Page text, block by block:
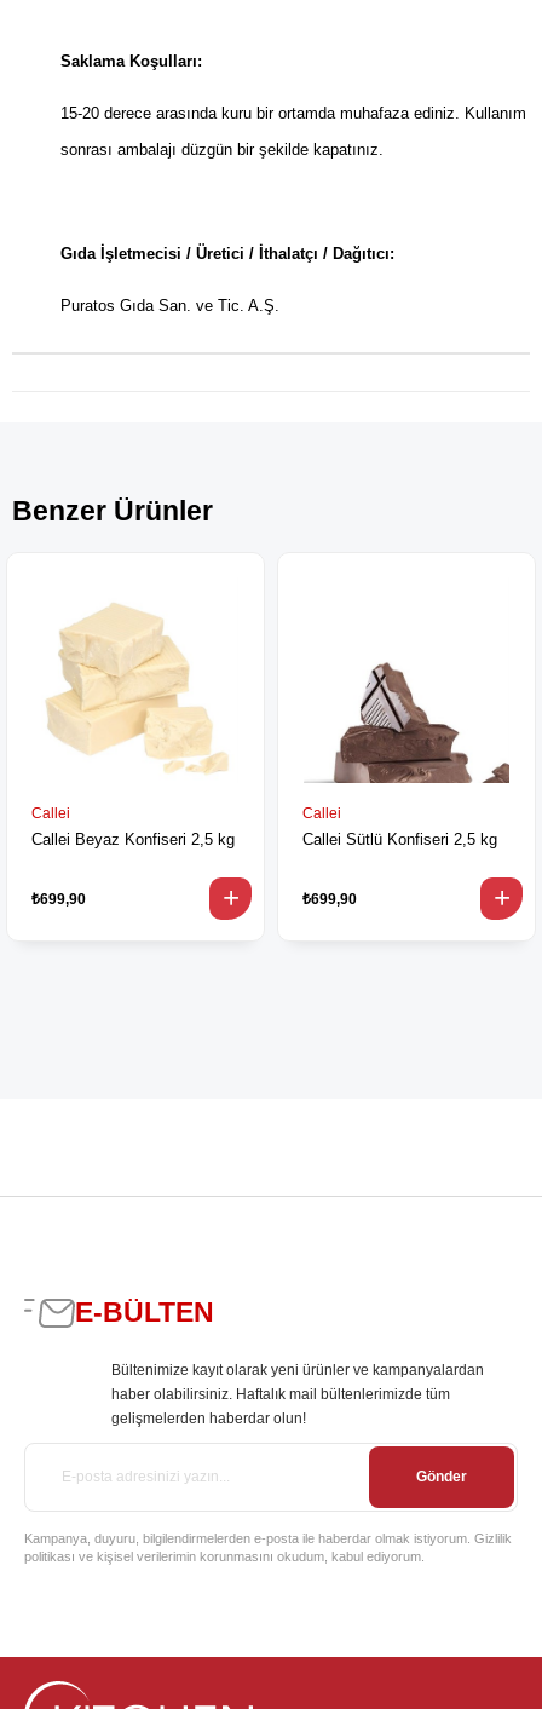
Saklama Koşulları:
15-20 derece arasında kuru bir ortamda muhafaza ediniz. Kullanım
sonrası ambalajı düzgün bir şekilde kapatınız.
Gıda İşletmecisi / Üretici / İthalatçı / Dağıtıcı:
Puratos Gıda San. ve Tic. A.Ş.
Benzer Ürünler
Callei
Callei Beyaz Konfiseri 2,5 kg
₺699,90
Callei
Callei Sütlü Konfiseri 2,5 kg
₺699,90
E-BÜLTEN
Bültenimize kayıt olarak yeni ürünler ve kampanyalardan
haber olabilirsiniz. Haftalık mail bültenlerimizde tüm
gelişmelerden haberdar olun!
Gönder
Kampanya, duyuru, bilgilendirmelerden e-posta ile haberdar olmak istiyorum. Gizlilik
politikası ve kişisel verilerimin korunmasını okudum, kabul ediyorum.